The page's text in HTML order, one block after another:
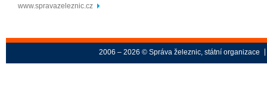
www.spravazeleznic.cz
2006 – 2026 © Správa železnic, státní organizace